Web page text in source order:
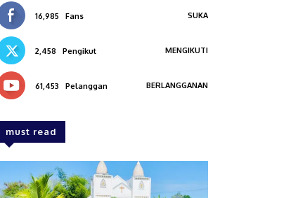
16,985 Fans SUKA
2,458 Pengikut MENGIKUTI
61,453 Pelanggan BERLANGGANAN
must read